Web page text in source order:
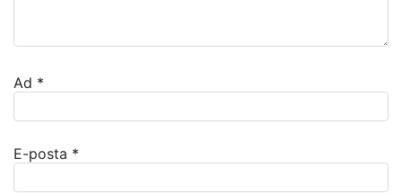
Ad *
E-posta *